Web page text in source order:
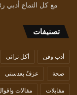
مع كل التماع أدبي
تصنيفات
أدب وفن أكل تراثي
صحة عزفٌ بعدستي
مقابلات مقالات